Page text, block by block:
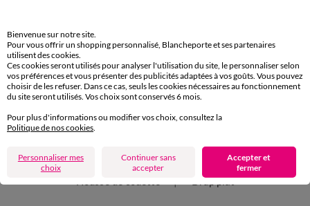
Retours Gratuits
sous 30 jours avec Mondial Relay uniquement
D'autres idées de Linge de lit uni
Drap housse Linge de lit uni
Taie d'oreiller
Drap plat
Bienvenue sur notre site.
Pour vous offrir un shopping personnalisé, Blancheporte et ses partenaires
utilisent des cookies.
Ces cookies seront utilisés pour analyser l'utilisation du site, le personnaliser selon
vos préférences et vous présenter des publicités adaptées à vos goûts. Vous pouvez
choisir de les refuser. Dans ce cas, seuls les cookies nécessaires au fonctionnement
du site seront utilisés. Vos choix sont conservés 6 mois.
Pour plus d'informations ou modifier vos choix, consultez la
Politique de nos cookies.
Personnaliser mes
choix
Continuer sans
accepter
Accepter et
fermer